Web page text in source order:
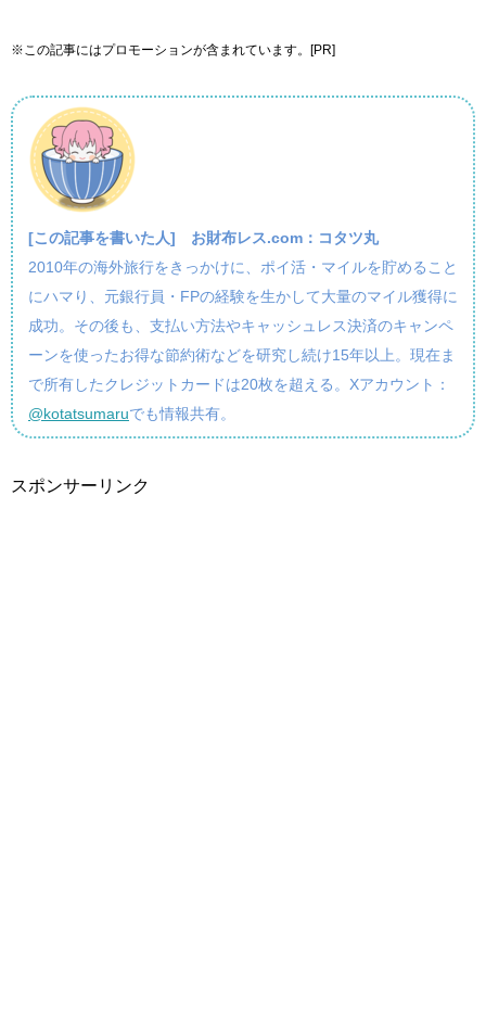
※この記事にはプロモーションが含まれています。[PR]
[この記事を書いた人] お財布レス.com：コタツ丸
2010年の海外旅行をきっかけに、ポイ活・マイルを貯めること
にハマり、元銀行員・FPの経験を生かして大量のマイル獲得に
成功。その後も、支払い方法やキャッシュレス決済のキャンペ
ーンを使ったお得な節約術などを研究し続け15年以上。現在ま
で所有したクレジットカードは20枚を超える。Xアカウント：
@kotatsumaruでも情報共有。
スポンサーリンク